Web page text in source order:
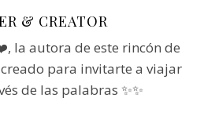
& CREATOR
la autora de este rincón de
para invitarte a viajar
de las palabras ✨✨